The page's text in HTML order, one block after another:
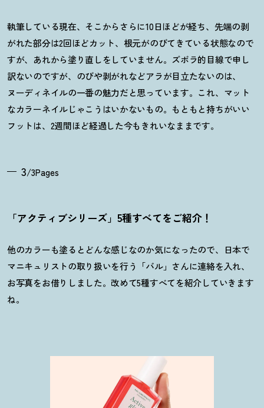
執筆している現在、そこからさらに10日ほどが経ち、先端の剥
がれた部分は2回ほどカット、根元がのびてきている状態なので
すが、あれから塗り直しをしていません。ズボラ的目線で申し
訳ないのですが、のびや剥がれなどアラが目立たないのは、
ヌーディネイルの一番の魅力だと思っています。これ、マット
なカラーネイルじゃこうはいかないもの。もともと持ちがいい
フットは、2週間ほど経過した今もきれいなままです。
3/3Pages
「アクティブシリーズ」5種すべてをご紹介 ！
他のカラーも塗るとどんな感じなのか気になったので、日本で
マニキュリストの取り扱いを行う「バル」さんに連絡を入れ、
お写真をお借りしました。改めて5種すべてを紹介していきます
ね。